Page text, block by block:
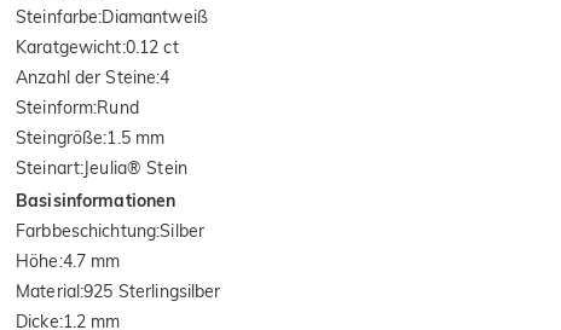
Steinfarbe:Diamantweiß
Karatgewicht:0.12 ct
Anzahl der Steine:4
Steinform:Rund
Steingröße:1.5 mm
Steinart:Jeulia® Stein
Basisinformationen
Farbbeschichtung:Silber
Höhe:4.7 mm
Material:925 Sterlingsilber
Dicke:1.2 mm